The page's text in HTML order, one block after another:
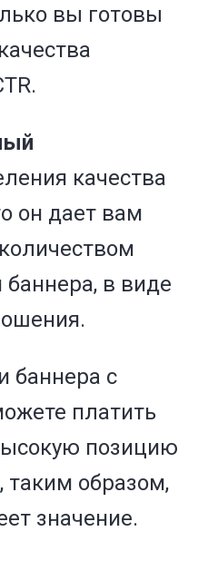
вы готовы
качества
он дает вам
в виде
баннера с
платить
позицию
таким образом,
значение.